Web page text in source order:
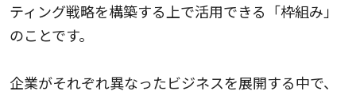
ティング戦略を構築する上で活用できる「枠組み」
のことです。
企業がそれぞれ異なったビジネスを展開する中で、